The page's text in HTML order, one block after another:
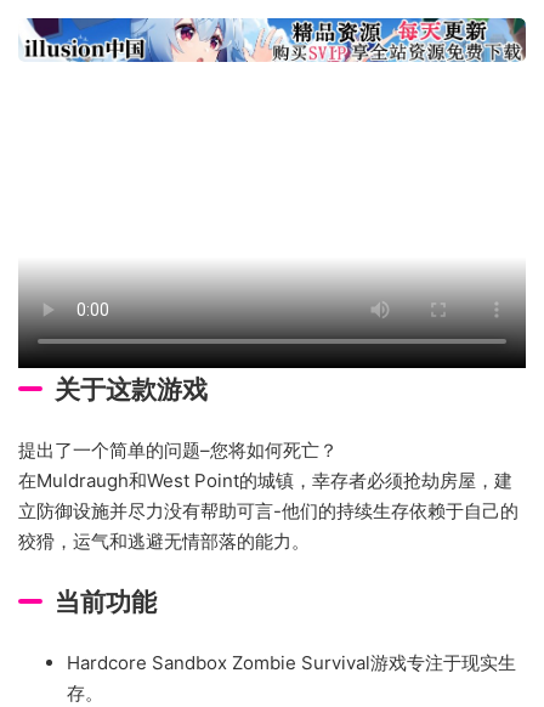
关于这款游戏
提出了一个简单的问题–您将如何死亡？
在Muldraugh和West Point的城镇，幸存者必须抢劫房屋，建
立防御设施并尽力没有帮助可言-他们的持续生存依赖于自己的
狡猾，运气和逃避无情部落的能力。
当前功能
Hardcore Sandbox Zombie Survival游戏专注于现实生
存。